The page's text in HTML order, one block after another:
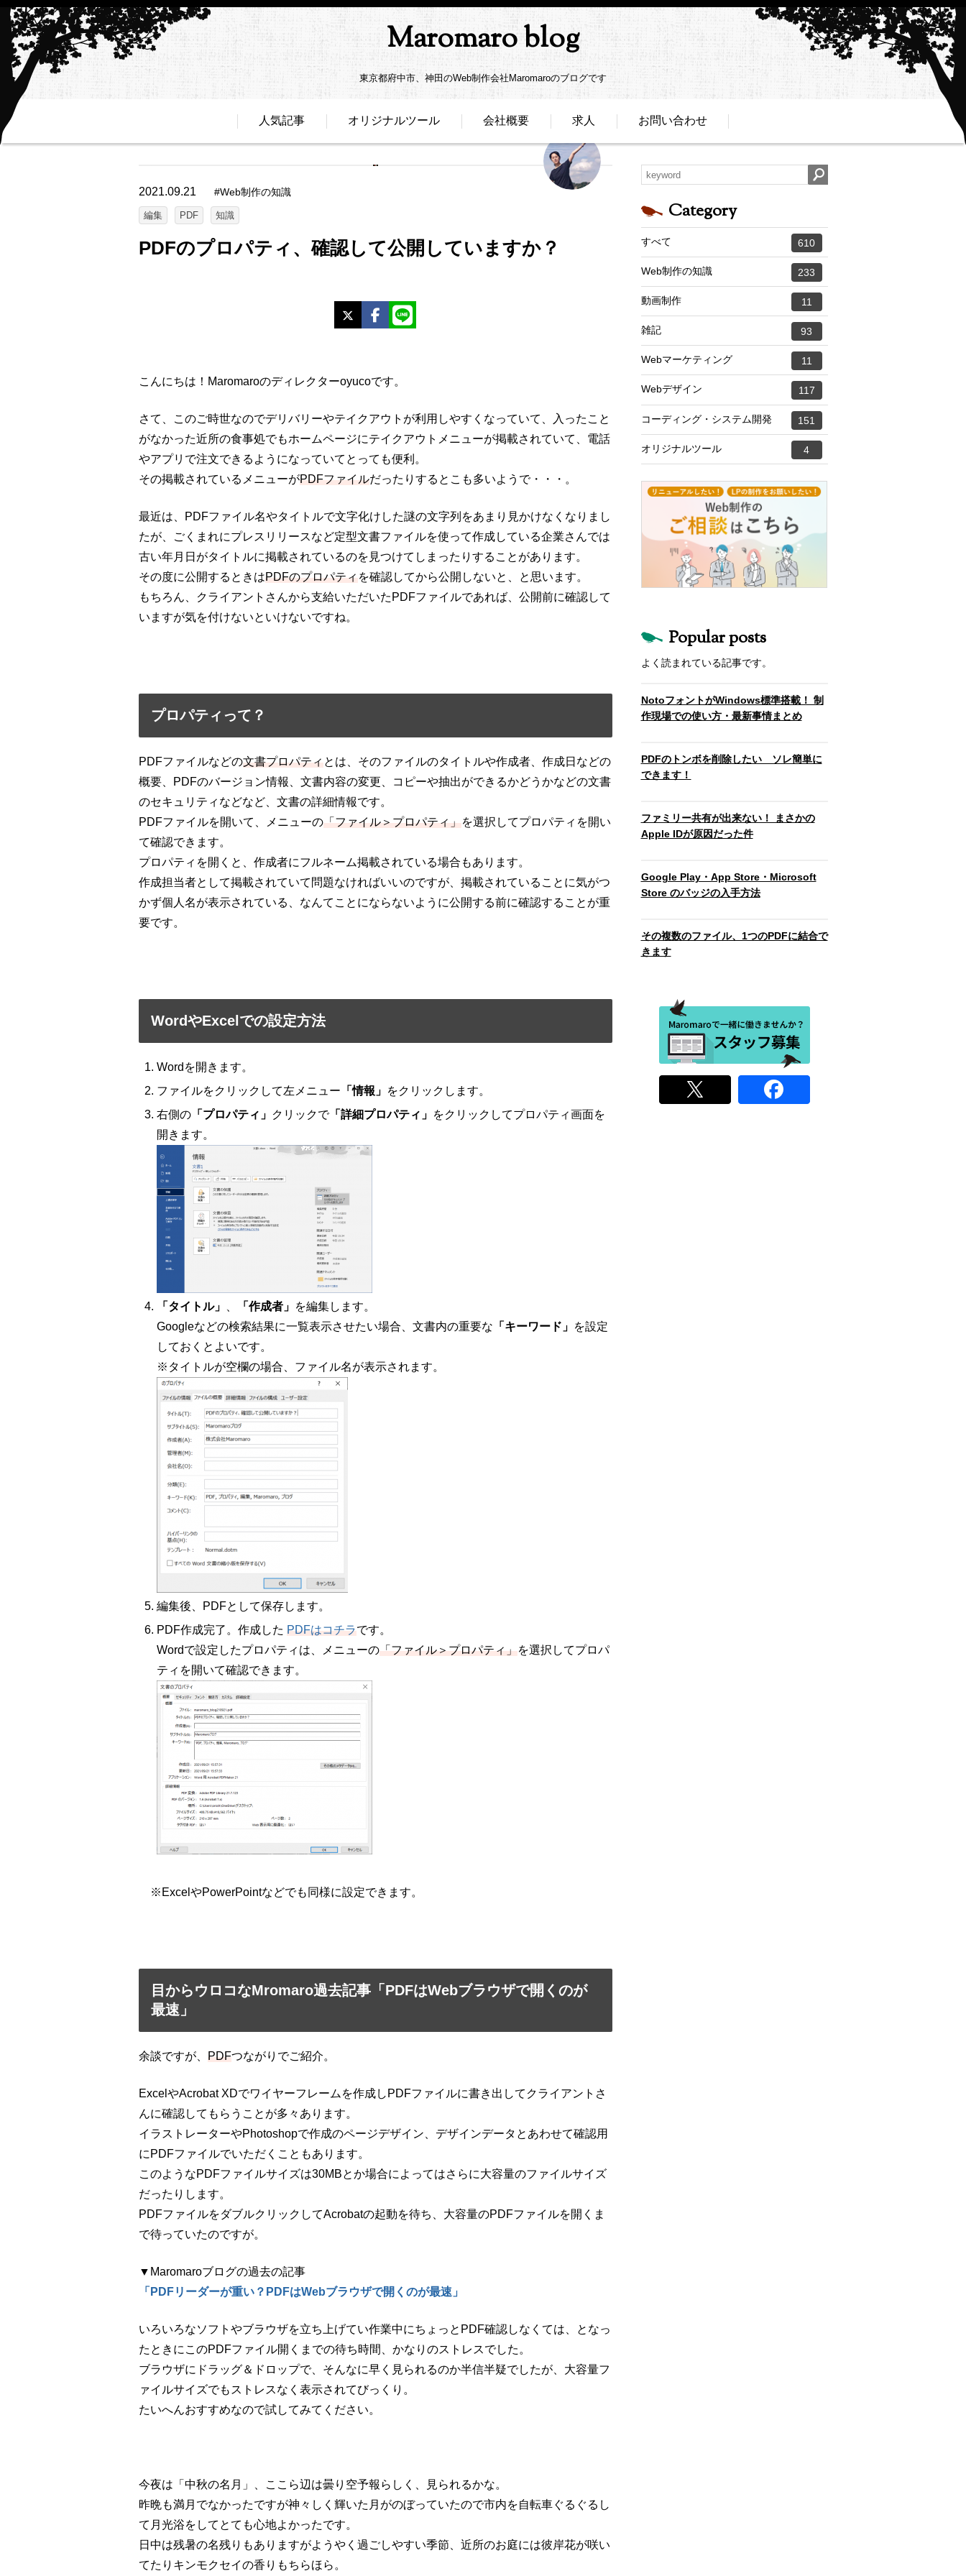
Maromaro blog
東京都府中市、神田のWeb制作会社Maromaroのブログです
人気記事 オリジナルツール 会社概要 求人 お問い合わせ
2021.09.21 #Web制作の知識
編集 PDF 知識
PDFのプロパティ、確認して公開していますか？
Facebook
こんにちは！Maromaroのディレクターoyucoです。
さて、このご時世なのでデリバリーやテイクアウトが利用しやすくなっていて、入ったこと
がなかった近所の食事処でもホームページにテイクアウトメニューが掲載されていて、電話
やアプリで注文できるようになっていてとっても便利。
その掲載されているメニューがPDFファイルだったりするとこも多いようで・・・。
最近は、PDFファイル名やタイトルで文字化けした謎の文字列をあまり見かけなくなりまし
たが、ごくまれにプレスリリースなど定型文書ファイルを使って作成している企業さんでは
古い年月日がタイトルに掲載されているのを見つけてしまったりすることがあります。
その度に公開するときはPDFのプロパティを確認してから公開しないと、と思います。
もちろん、クライアントさんから支給いただいたPDFファイルであれば、公開前に確認して
いますが気を付けないといけないですね。
プロパティって？
PDFファイルなどの文書プロパティとは、そのファイルのタイトルや作成者、作成日などの
概要、PDFのバージョン情報、文書内容の変更、コピーや抽出ができるかどうかなどの文書
のセキュリティなどなど、文書の詳細情報です。
PDFファイルを開いて、メニューの「ファイル＞プロパティ」を選択してプロパティを開い
て確認できます。
プロパティを開くと、作成者にフルネーム掲載されている場合もあります。
作成担当者として掲載されていて問題なければいいのですが、掲載されていることに気がつ
かず個人名が表示されている、なんてことにならないように公開する前に確認することが重
要です。
WordやExcelでの設定方法
Wordを開きます。
ファイルをクリックして左メニュー 「情報」 をクリックします。
右側の「プロパティ」 クリックで「詳細プロパティ」 をクリックしてプロパティ画面を
開きます。
「タイトル」 「作成者」 を編集します。
Googleなどの検索結果に一覧表示させたい場合、文書内の重要な 「キーワード」 を設定
しておくとよいです。
※タイトルが空欄の場合、ファイル名が表示されます。
編集後、PDFとして保存します。
PDF作成完了。作成した PDFはコチラです。
Wordで設定したプロパティは、メニューの「ファイル＞プロパティ」を選択してプロパ
ティを開いて確認できます。
※ExcelやPowerPointなどでも同様に設定できます。
目からウロコなMromaro過去記事「PDFはWebブラウザで開くのが
最速」
余談ですが、 PDFつながりでご紹介。
ExcelやAcrobat XDでワイヤーフレームを作成しPDFファイルに書き出してクライアントさ
んに確認してもらうことが多々あります。
イラストレーターやPhotoshopで作成のページデザイン、デザインデータとあわせて確認用
にPDFファイルでいただくこともあります。
このようなPDFファイルサイズは30MBとか場合によってはさらに大容量のファイルサイズ
だったりします。
PDFファイルをダブルクリックしてAcrobatの起動を待ち、大容量のPDFファイルを開くま
で待っていたのですが。
▼Maromaroブログの過去の記事
「PDFリーダーが重い？PDFはWebブラウザで開くのが最速」
いろいろなソフトやブラウザを立ち上げてい作業中にちょっとPDF確認しなくては、となっ
たときにこのPDFファイル開くまでの待ち時間、かなりのストレスでした。
ブラウザにドラッグ＆ドロップで、そんなに早く見られるのか半信半疑でしたが、大容量フ
ァイルサイズでもストレスなく表示されてびっくり。
たいへんおすすめなので試してみてください。
今夜は「中秋の名月」、ここら辺は曇り空予報らしく、見られるかな。
昨晩も満月でなかったですが神々しく輝いた月がのぼっていたので市内を自転車ぐるぐるし
て月光浴をしてとても心地よかったです。
日中は残暑の名残りもありますがようやく過ごしやすい季節、近所のお庭には彼岸花が咲い
てたりキンモクセイの香りもちらほら。
Category
すべて 610
Web制作の知識 233
動画制作 11
雑記 93
Webマーケティング 11
Webデザイン 117
コーディング・システム開発 151
オリジナルツール 4
Popular posts
よく読まれている記事です。
NotoフォントがWindows標準搭載！ 制
作現場での使い方・最新事情まとめ
PDFのトンボを削除したい ソレ簡単に
できます！
ファミリー共有が出来ない！ まさかの
Apple IDが原因だった件
Google Play・App Store・Microsoft
Store のバッジの入手方法
その複数のファイル、1つのPDFに結合で
きます